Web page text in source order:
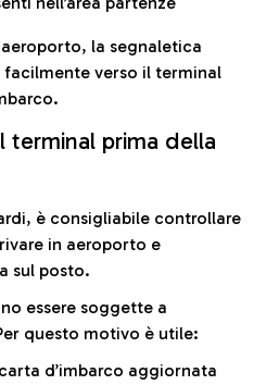
la segnaletica
verso il terminal
terminal prima della
è consigliabile controllare
in aeroporto e
sul posto.
essere soggette a
questo motivo è utile:
d’imbarco aggiornata